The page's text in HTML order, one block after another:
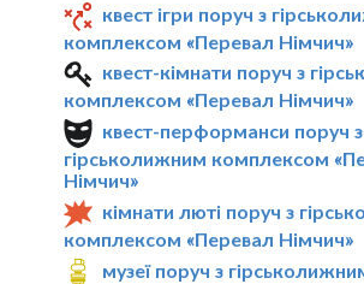
квест ігри поруч з
комплексом «Перевал Німчич»
квест-кімнати поруч з
комплексом «Перевал Німчич»
квест-перформанси поруч з
гірськолижним комплексом
Німчич»
кімнати люті поруч з
комплексом «Перевал Німчич»
музеї поруч з